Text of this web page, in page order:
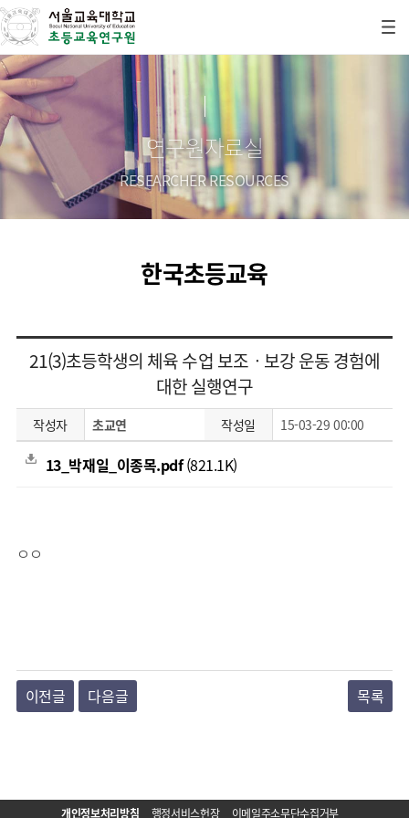
연구원자료실
RESEARCHER RESOURCES
한국초등교육
21(3)초등학생의 체육 수업 보조ㆍ보강 운동 경험에
대한 실행연구
작성자 초교연 작성일 15-03-29 00:00
13_박재일_이종목.pdf(821.1K)
ㅇㅇ
이전글 다음글 목록
개인정보처리방침 행정서비스헌장 이메일주소무단수집거부